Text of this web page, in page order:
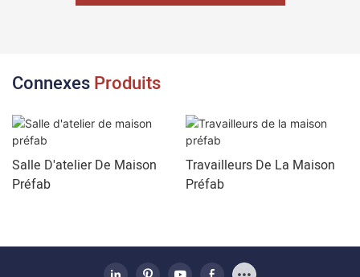
ConnexesProduits
Salle D'atelier De Maison
Préfab
Travailleurs De La Maison
Préfab